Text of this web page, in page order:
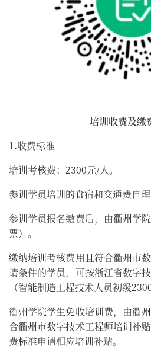
培训收费及缴
1.收费标准
培训考核费：2300元/人。
参训学员培训的食宿和交通费自理
参训学员报名缴费后，由衢州学
票）。
缴纳培训考核费用且符合衢州市
请条件的学员，可按浙江省数字
（智能制造工程技术人员初级
衢州学院学生免收培训费，由衢
合衢州市数字技术工程师培训补
费标准申请相应培训补贴。